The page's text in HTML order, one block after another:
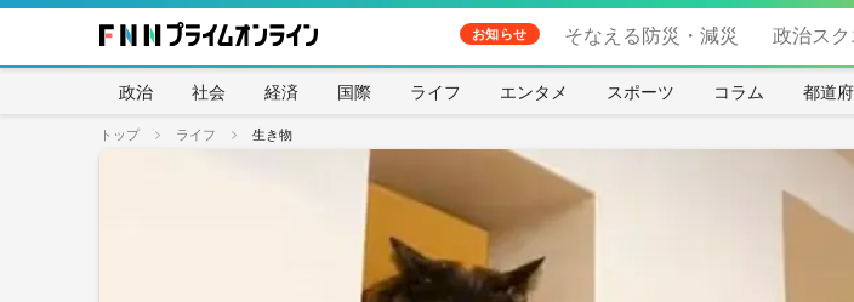
お知らせ そなえる防災・減災 政治ス
政治 社会 経済 国際 ライフ エンタメ スポーツ コラム 都道
トップ ライフ 生き物